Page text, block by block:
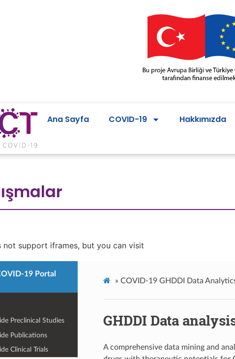
Ana Sayfa COVID-19 Hakkımızda
not support iframes, but you can visit